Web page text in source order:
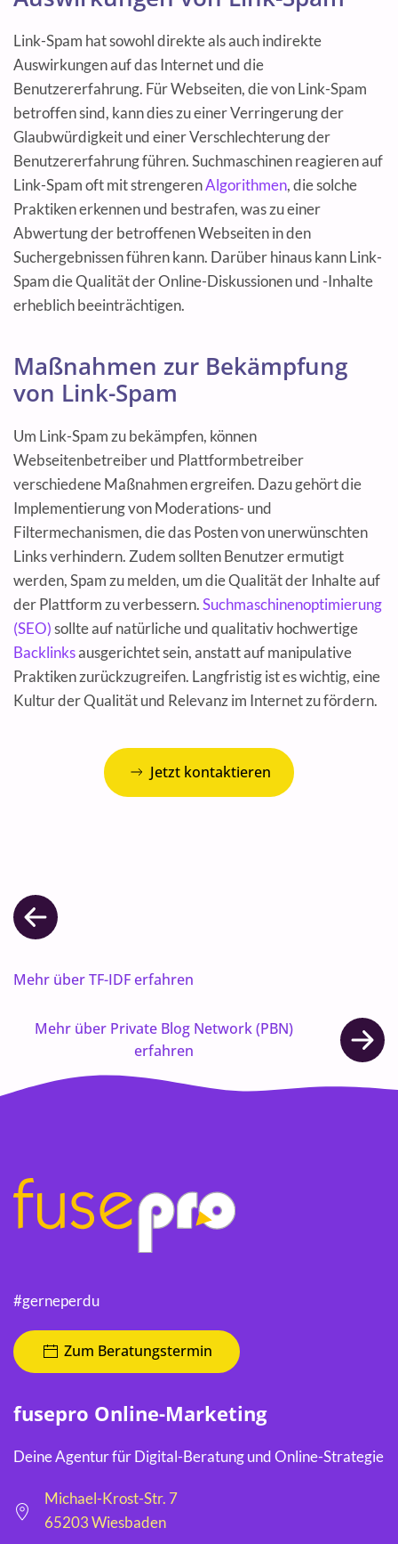
Link-Spam hat sowohl direkte als auch indirekte
Auswirkungen auf das Internet und die
Benutzererfahrung. Für Webseiten, die von Link-Spam
betroffen sind, kann dies zu einer Verringerung der
Glaubwürdigkeit und einer Verschlechterung der
Benutzererfahrung führen. Suchmaschinen reagieren auf
Link-Spam oft mit strengerenAlgorithmen, die solche
Praktiken erkennen und bestrafen, was zu einer
Abwertung der betroffenen Webseiten in den
Suchergebnissen führen kann. Darüber hinaus kann Link-
Spam die Qualität der Online-Diskussionen und -Inhalte
erheblich beeinträchtigen.
Maßnahmen zur Bekämpfung
von Link-Spam
Um Link-Spam zu bekämpfen, können
Webseitenbetreiber und Plattformbetreiber
verschiedene Maßnahmen ergreifen. Dazu gehört die
Implementierung von Moderations- und
Filtermechanismen, die das Posten von unerwünschten
Links verhindern. Zudem sollten Benutzer ermutigt
werden, Spam zu melden, um die Qualität der Inhalte auf
der Plattform zu verbessern.Suchmaschinenoptimierung
(SEO)sollte auf natürliche und qualitativ hochwertige
Backlinksausgerichtet sein, anstatt auf manipulative
Praktiken zurückzugreifen. Langfristig ist es wichtig, eine
Kultur der Qualität und Relevanz im Internet zu fördern.
Jetzt kontaktieren
Mehr über TF-IDF erfahren
Mehr über Private Blog Network (PBN)
erfahren
#gerneperdu
Zum Beratungstermin
fusepro Online-Marketing
Deine Agentur für Digital-Beratung und Online-Strategie
Michael-Krost-Str. 7
65203 Wiesbaden